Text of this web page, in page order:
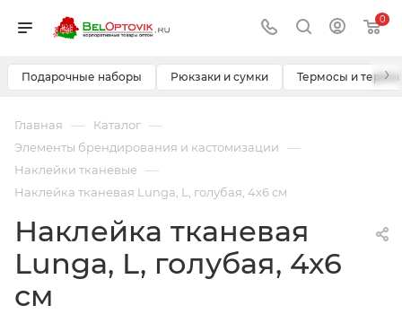
0
Подарочные наборы Рюкзаки и сумки Термосы и ›
Главная — Каталог —
Элементы брендирования и кастомизации —
Наклейки тканевые —
Наклейка тканевая Lunga, L, голубая, 4х6 см
Наклейка тканевая
Lunga, L, голубая, 4х6
см